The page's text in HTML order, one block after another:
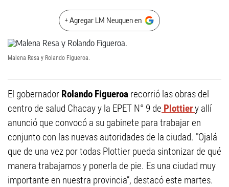
+ Agregar LM Neuquen en
Malena Resa y Rolando Figueroa.
El gobernador Rolando Figueroa recorrió las obras del
centro de salud Chacay y la EPET N° 9 de Plottiery allí
anunció que convocó a su gabinete para trabajar en
conjunto con las nuevas autoridades de la ciudad. "Ojalá
que de una vez por todas Plottier pueda sintonizar de qué
manera trabajamos y ponerla de pie. Es una ciudad muy
importante en nuestra provincia”, destacó este martes.